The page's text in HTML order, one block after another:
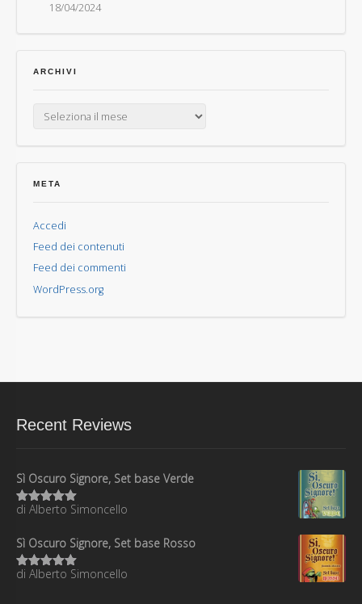
18/04/2024
ARCHIVI
META
Accedi
Feed dei contenuti
Feed dei commenti
WordPress.org
Recent Reviews
Sì Oscuro Signore, Set base Verde
Valutato5
di Alberto Simoncello
Sì Oscuro Signore, Set base Rosso
Valutato5
di Alberto Simoncello